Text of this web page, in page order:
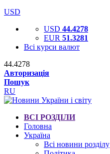
USD
USD 44.4278
EUR 51.3281
Всі курси валют
44.4278
Авторизація
Пошук
RU
ВСІ РОЗДІЛИ
Головна
Україна
Всі новини розділу